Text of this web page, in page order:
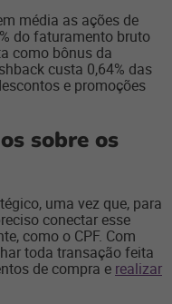
média as ações de
do faturamento bruto
como bônus da
custa 0,64% das
e promoções
sobre os
uma vez que, para
conectar esse
como o CPF. Com
toda transação feita
de compra e realizar